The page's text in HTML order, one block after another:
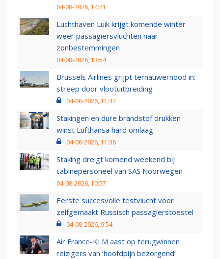
04-08-2026, 14:41
Luchthaven Luik krijgt komende winter
weer passagiersvluchten naar
zonbestemmingen
04-08-2026, 13:54
Brussels Airlines grijpt ternauwernood in:
streep door vlootuitbreiding
04-08-2026, 11:47
Stakingen en dure brandstof drukken
winst Lufthansa hard omlaag
04-08-2026, 11:38
Staking dreigt komend weekend bij
cabinepersoneel van SAS Noorwegen
04-08-2026, 10:57
Eerste succesvolle testvlucht voor
zelfgemaakt Russisch passagierstoestel
04-08-2026, 9:54
Air France-KLM aast op terugwinnen
reizigers van ‘hoofdpijn bezorgend’